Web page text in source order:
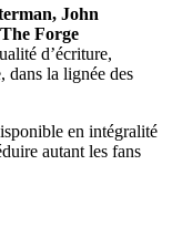
John
The Forge
d’écriture,
dans la lignée des
en intégralité
autant les fans